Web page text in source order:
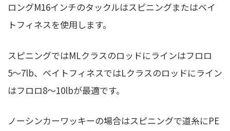
ロングM16インチのタックルはスピニングまたはベイ
トフィネスを使用します。
スピニングではMLクラスのロッドにラインはフロロ
5〜7lb、ベイトフィネスではLクラスのロッドにライン
はフロロ8〜10lbが最適です。
ノーシンカーワッキーの場合はスピニングで道糸にPE